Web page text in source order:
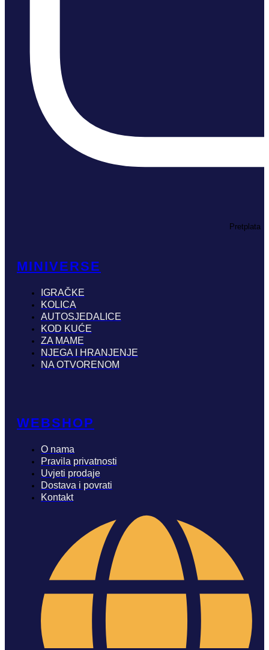
Pretplata
MINIVERSE
IGRAČKE
KOLICA
AUTOSJEDALICE
KOD KUĆE
ZA MAME
NJEGA I HRANJENJE
NA OTVORENOM
WEBSHOP
O nama
Pravila privatnosti
Uvjeti prodaje
Dostava i povrati
Kontakt